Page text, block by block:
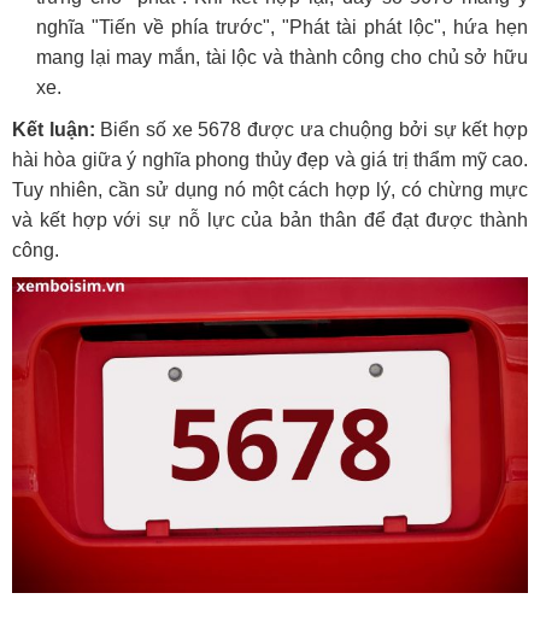
nghĩa "Tiến về phía trước", "Phát tài phát lộc", hứa hẹn
mang lại may mắn, tài lộc và thành công cho chủ sở hữu
xe.
Kết luận: Biển số xe 5678 được ưa chuộng bởi sự kết hợp
hài hòa giữa ý nghĩa phong thủy đẹp và giá trị thẩm mỹ cao.
Tuy nhiên, cần sử dụng nó một cách hợp lý, có chừng mực
và kết hợp với sự nỗ lực của bản thân để đạt được thành
công.